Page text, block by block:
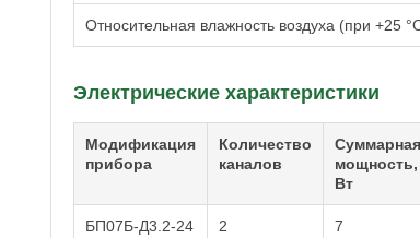
Относительная влажность воздуха (при +25
Электрические характеристики
Модификация
прибора
Количество
каналов
Суммарная
мощность,
Вт
БП07Б-Д3.2-24 2 7